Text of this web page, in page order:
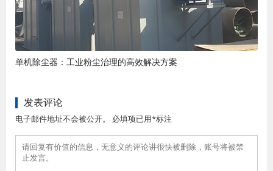
单机除尘器：工业粉尘治理的高效解决方案
发表评论
电子邮件地址不会被公开。 必填项已用*标注